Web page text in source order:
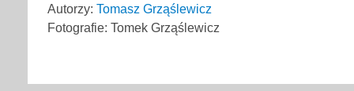
Autorzy: Tomasz Grząślewicz
Fotografie: Tomek Grząślewicz